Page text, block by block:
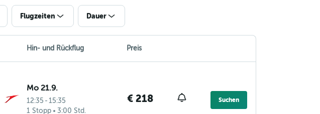
Flugzeiten Dauer
Hin- und Rückflug Preis
Mo 21.9.
12:35 - 15:35
1 Stopp
3:00 Std.
€ 218 Suchen